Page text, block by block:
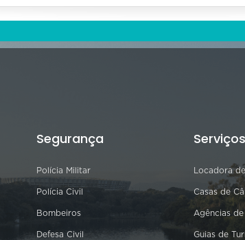
Segurança
Polícia Militar
Polícia Civil
Bombeiros
Defesa Civil
Serviços
Locadora
Casas de
Agências
Guias de